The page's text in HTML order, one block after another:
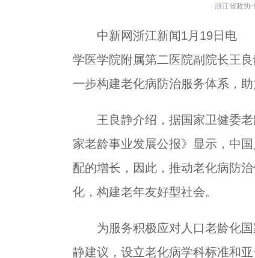
浙江省政协
中新网浙江新闻1月19日电 （
学医学院附属第二医院副院长王
一步构建老化病防治服务体系，助
王良静介绍，据国家卫健委老
家老龄事业发展公报》显示，中
配的增长，因此，推动老化病防
化，构建老年友好型社会。
为服务积极应对人口老龄化国
静建议，设立老化病学科标准和